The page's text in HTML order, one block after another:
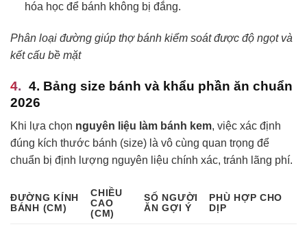
hóa học để bánh không bị đắng.
Phân loại đường giúp thợ bánh kiểm soát được độ ngọt và
kết cấu bề mặt
4. Bảng size bánh và khẩu phần ăn chuẩn
2026
Khi lựa chọn nguyên liệu làm bánh kem, việc xác định
đúng kích thước bánh (size) là vô cùng quan trọng để
chuẩn bị định lượng nguyên liệu chính xác, tránh lãng phí.
ĐƯỜNG KÍNH
BÁNH (CM)
CHIỀU
CAO
(CM)
SỐ NGƯỜI
ĂN GỢI Ý
PHÙ HỢP CHO
DỊP